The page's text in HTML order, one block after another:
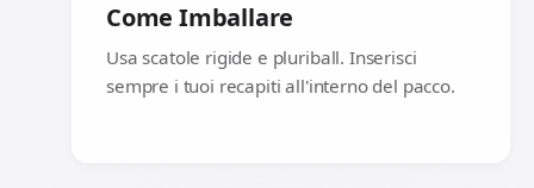
Come Imballare
Usa scatole rigide e pluriball. Inserisci
sempre i tuoi recapiti all'interno del pacco.